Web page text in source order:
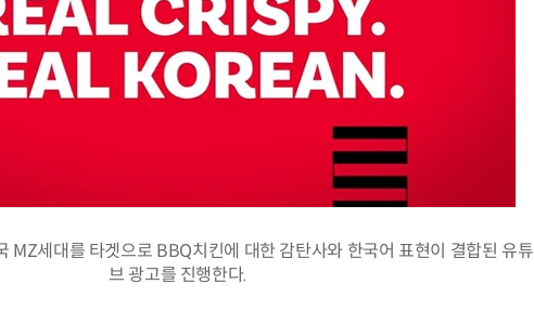
MZ세대를 타겟으로 BBQ치킨에 대한 감탄사와 한국어 표현이 결합된 유튜
브 광고를 진행한다.